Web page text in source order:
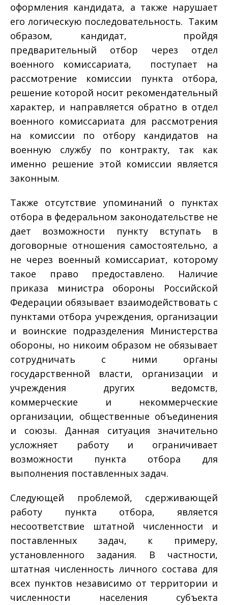
оформления кандидата, а также нарушает
его логическую последовательность. Таким
образом, кандидат, пройдя
предварительный отбор через отдел
военного комиссариата, поступает на
рассмотрение комиссии пункта отбора,
решение которой носит рекомендательный
характер, и направляется обратно в отдел
военного комиссариата для рассмотрения
на комиссии по отбору кандидатов на
военную службу по контракту, так как
именно решение этой комиссии является
законным.
Также отсутствие упоминаний о пунктах
отбора в федеральном законодательстве не
дает возможности пункту вступать в
договорные отношения самостоятельно, а
не через военный комиссариат, которому
такое право предоставлено. Наличие
приказа министра обороны Российской
Федерации обязывает взаимодействовать с
пунктами отбора учреждения, организации
и воинские подразделения Министерства
обороны, но никоим образом не обязывает
сотрудничать с ними органы
государственной власти, организации и
учреждения других ведомств,
коммерческие и некоммерческие
организации, общественные объединения
и союзы. Данная ситуация значительно
усложняет работу и ограничивает
возможности пункта отбора для
выполнения поставленных задач.
Следующей проблемой, сдерживающей
работу пункта отбора, является
несоответствие штатной численности и
поставленных задач, к примеру,
установленного задания. В частности,
штатная численность личного состава для
всех пунктов независимо от территории и
численности населения субъекта